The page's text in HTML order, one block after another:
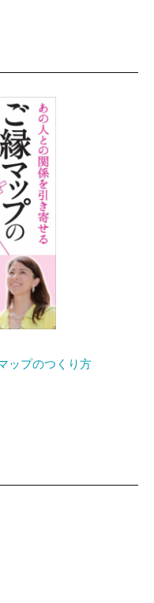
ップのつくり方